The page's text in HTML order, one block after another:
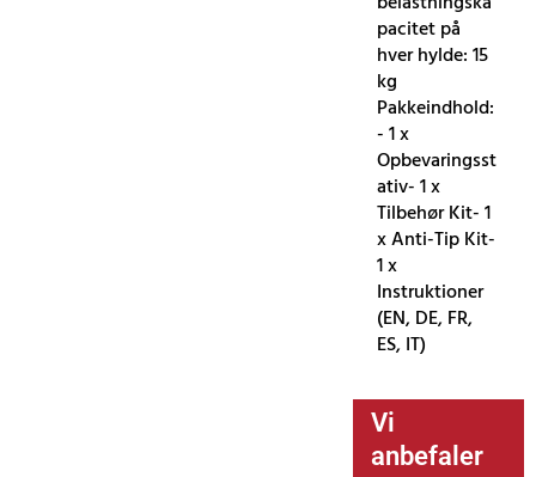
pacitet på
hver hylde: 15
kg
Pakkeindhold:
- 1 x
Opbevaringsst
ativ- 1 x
Tilbehør Kit- 1
x Anti-Tip Kit-
1 x
Instruktioner
(EN, DE, FR,
ES, IT)
Vi
anbefaler